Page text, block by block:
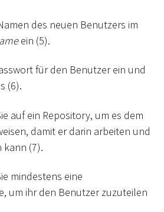
des neuen Benutzers im
ein (5).
für den Benutzer ein und
(6).
auf ein Repository, um es dem
damit er darin arbeiten und
kann (7).
mindestens eine
um ihr den Benutzer zuzuteilen